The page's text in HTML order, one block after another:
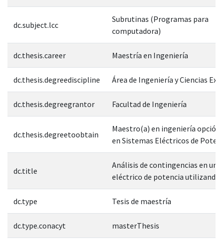
dc.subject.lcc
Subrutinas (Programas para
computadora)
dc.thesis.career Maestría en Ingeniería
dc.thesis.degreediscipline Área de Ingeniería y Ciencias
dc.thesis.degreegrantor Facultad de Ingeniería
dc.thesis.degreetoobtain
Maestro(a) en ingeniería
en Sistemas Eléctricos de
dc.title
Análisis de contingencias en un
eléctrico de potencia utilizando
dc.type Tesis de maestría
dc.type.conacyt masterThesis